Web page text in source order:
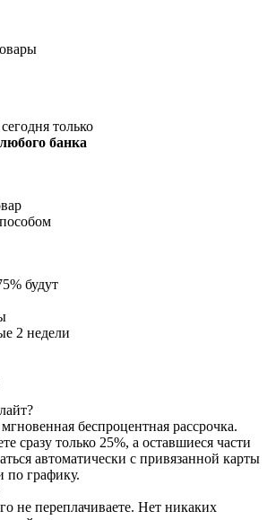
только
банка
% будут
2 недели
беспроцентная рассрочка.
сразу только 25%, а оставшиеся части
автоматически с привязанной карты
по графику.
не переплачиваете. Нет никаких